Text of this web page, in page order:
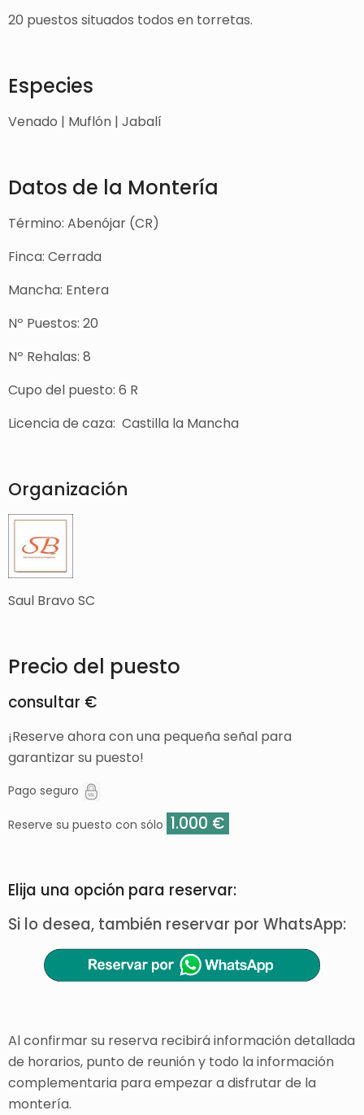
20 puestos situados todos en torretas.
Especies
Venado | Muflón | Jabalí
Datos de la Montería
Término: Abenójar (CR)
Finca: Cerrada
Mancha: Entera
Nº Puestos: 20
Nº Rehalas: 8
Cupo del puesto: 6 R
Licencia de caza: Castilla la Mancha
Organización
Saul Bravo SC
Precio del puesto
consultar €
¡Reserve ahora con una pequeña señal para
garantizar su puesto!
Pago seguro
Reserve su puesto con sólo 1.000 €
Elija una opción para reservar:
Si lo desea, también reservar por WhatsApp:
Al confirmar su reserva recibirá información detallada
de horarios, punto de reunión y todo la información
complementaria para empezar a disfrutar de la
montería.